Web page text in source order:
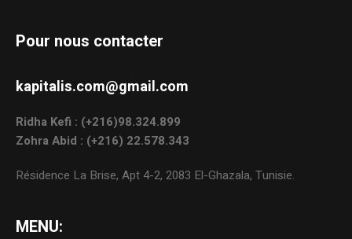
Pour nous contacter
kapitalis.com@gmail.com
Ridha Kefi : (+216)98.324.899
Zohra Abid : (+216) 22.578.343
Résidence La Brise, Apt 4-2, 2083 El-Ghazala, Tunisie.
MENU: